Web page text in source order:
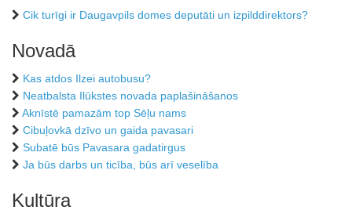
Cik turīgi ir Daugavpils domes deputāti un izpilddirektors?
Novadā
Kas atdos Ilzei autobusu?
Neatbalsta Ilūkstes novada paplašināšanos
Aknīstē pamazām top Sēļu nams
Cibuļovkā dzīvo un gaida pavasari
Subatē būs Pavasara gadatirgus
Ja būs darbs un ticība, būs arī veselība
Kultūra